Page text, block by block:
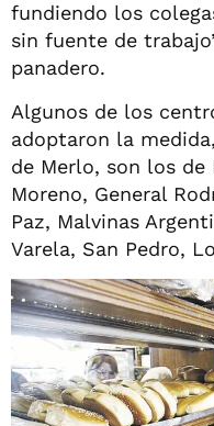
fundiendo los
sin fuente de
panadero.
Algunos de los
adoptaron la
de Merlo, son los de
Moreno, General
Paz, Malvinas
Varela, San Pedro,